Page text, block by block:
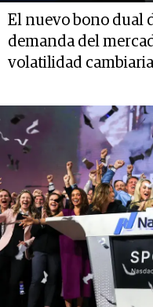
El nuevo bono dual
demanda del
volatilidad cambiaria